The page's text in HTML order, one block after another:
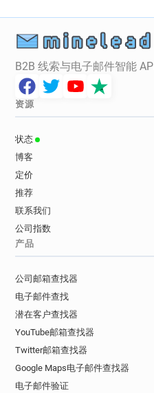
B2B 线索与电子邮件智能 API
资源
状态
博客
定价
推荐
联系我们
公司指数
产品
公司邮箱查找器
电子邮件查找
潜在客户查找器
YouTube邮箱查找器
Twitter邮箱查找器
Google Maps电子邮件查找器
电子邮件验证